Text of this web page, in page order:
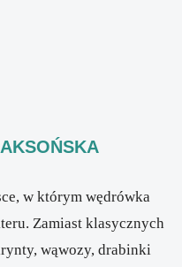
w którym wędrówka
Zamiast klasycznych
wąwozy, drabinki